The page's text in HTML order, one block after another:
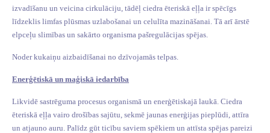
izvadīšanu un veicina cirkulāciju, tādēļ ciedra ēteriskā eļļa ir spēcīgs
līdzeklis limfas plūsmas uzlabošanai un celulīta mazināšanai. Tā arī ārstē
elpceļu slimības un sakārto organisma pašregulācijas spējas.
Noder kukaiņu aizbaidīšanai no dzīvojamās telpas.
Enerģētiskā un maģiskā iedarbība
Likvidē sastrēguma procesus organismā un enerģētiskajā laukā. Ciedra
ēteriskā eļļa vairo drošības sajūtu, sekmē jaunas enerģijas pieplūdi, attīra
un atjauno auru. Palīdz gūt ticību saviem spēkiem un attīsta spējas pareizi